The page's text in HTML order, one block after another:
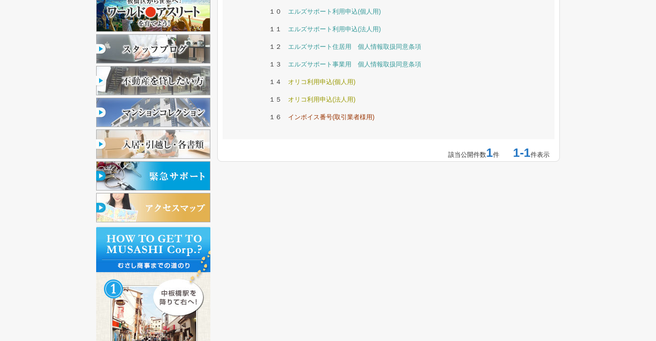
１０ エルズサポート利用申込(個人用)
１１ エルズサポート利用申込(法人用)
１２ エルズサポート住居用 個人情報取扱同意条項
１３ エルズサポート事業用 個人情報取扱同意条項
１４ オリコ利用申込(個人用)
１５ オリコ利用申込(法人用)
１６ インボイス番号(取引業者様用)
該当公開件数1件 1-1件表示